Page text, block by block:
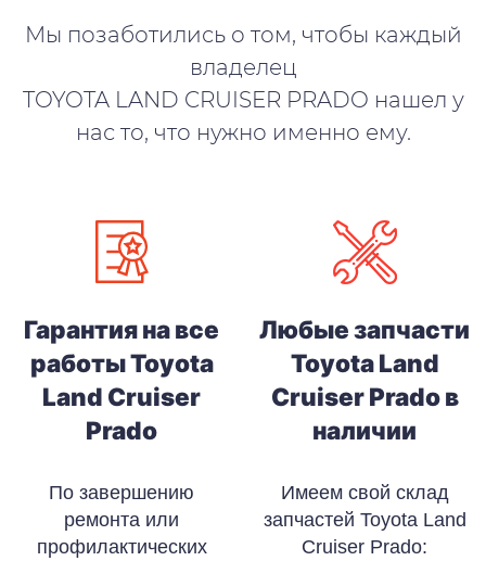
Мы позаботились о том, чтобы каждый
владелец
TOYOTA LAND CRUISER PRADO нашел у
нас то, что нужно именно ему.
Гарантия на все
работы Toyota
Land Cruiser
Prado
По завершению
ремонта или
профилактических
Любые запчасти
Toyota Land
Cruiser Prado в
наличии
Имеем свой склад
запчастей Toyota Land
Cruiser Prado: